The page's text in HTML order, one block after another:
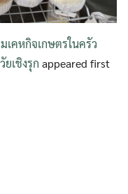
เคหกิจเกษตรในครัว
ยเชิงรุก appeared first